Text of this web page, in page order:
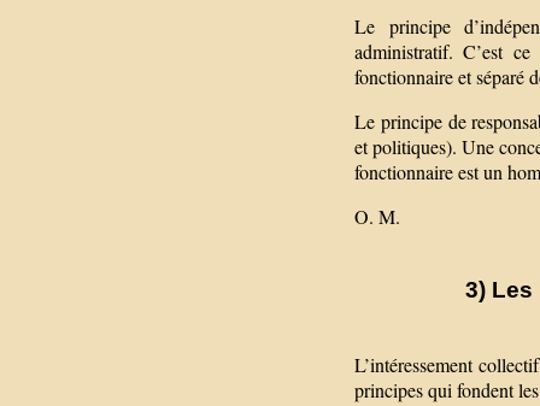
Le principe
administratif. C’est
fonctionnaire et séparé
Le principe de
et politiques). Une
fonctionnaire est un
O. M.
3) Les
L’intéressement
principes qui fondent